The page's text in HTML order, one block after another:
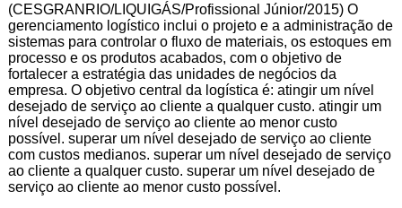
(CESGRANRIO/LIQUIGÁS/Profissional Júnior/2015) O
gerenciamento logístico inclui o projeto e a administração de
sistemas para controlar o fluxo de materiais, os estoques em
processo e os produtos acabados, com o objetivo de
fortalecer a estratégia das unidades de negócios da
empresa. O objetivo central da logística é: atingir um nível
desejado de serviço ao cliente a qualquer custo. atingir um
nível desejado de serviço ao cliente ao menor custo
possível. superar um nível desejado de serviço ao cliente
com custos medianos. superar um nível desejado de serviço
ao cliente a qualquer custo. superar um nível desejado de
serviço ao cliente ao menor custo possível.